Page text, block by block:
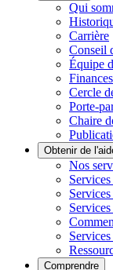
Qui
Carrière
Conseil
Équipe
Cercle
Porte-
Chaire
Obtenir de
Nos
Comprendre